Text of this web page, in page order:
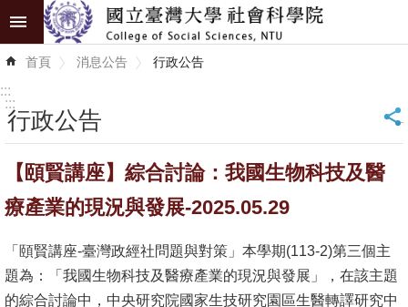
跳到主要內容區塊
進
階
識
學
學
首頁 消息公告 行政公告
:::
:::
行政公告 _
【頤賢講座】綜合討論：我國生物科技及醫
療產業的現況與發展-2025.05.29
「頤賢講座-臺灣政經社問題與對策」本學期(113-2)第三個主
題為：「我國生物科技及醫療產業的現況與發展」，在該主題
的綜合討論中，中央研究院國家生技研究園區生醫轉譯研究中